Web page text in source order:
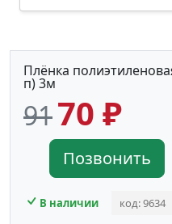
Плёнка
п) 3м
9170 ₽
Позвонить
В наличии код: 9634